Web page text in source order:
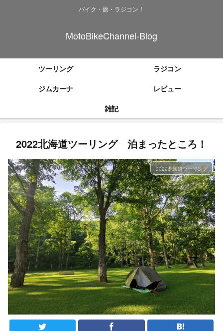
バイク・旅・ラジコン！
MotoBikeChannel-Blog
ツーリング
ラジコン
ジムカーナ
レビュー
雑記
2022北海道ツーリング 泊まったところ！
2022北海道ツーリング